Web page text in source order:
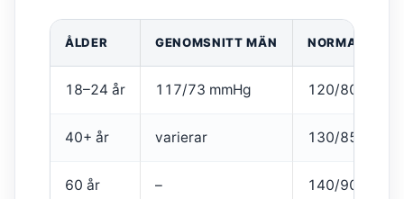
ÅLDER GENOMSNITT MÄN
18–24 år 117/73 mmHg 120/80 mmHg
40+ år varierar 130/85 mmHg
60 år – 140/90 mmHg